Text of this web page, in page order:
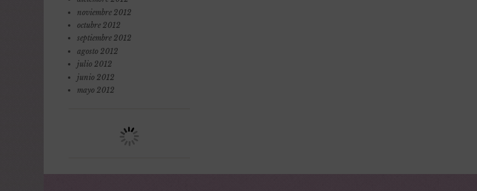
noviembre 2012
octubre 2012
septiembre 2012
agosto 2012
julio 2012
junio 2012
mayo 2012